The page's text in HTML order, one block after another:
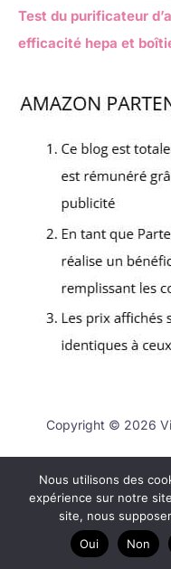
Test du purificateur
efficacité hepa et
Copyright © 2026
Nous utilisons des
expérience sur notre
site, nous
Oui
Non